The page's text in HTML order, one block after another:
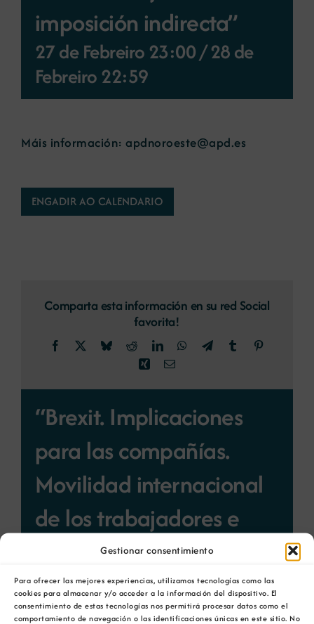
Gestionar consentimiento
Para ofrecer las mejores experiencias, utilizamos tecnologías como las
cookies para almacenar y/o acceder a la información del dispositivo. El
consentimiento de estas tecnologías nos permitirá procesar datos como el
comportamiento de navegación o las identificaciones únicas en este sitio. No
Novas
Portal de emprego
imposición indirecta”
27 de Febreiro 23:00/28 de
Febreiro 22:59
Máis información: apdnoroeste@apd.es
ENGADIR AO CALENDARIO
Comparta esta información en su red Social
favorita!
Facebook BlueskyRedditLinkedInWhatsApp
TelegramTumblr
XingEmail
“Brexit. Implicaciones
para las compañías.
Movilidad internacional
de los trabajadores e
imposición indirecta”
27 de Febreiro 23:00/28 de
Febreiro 22:59